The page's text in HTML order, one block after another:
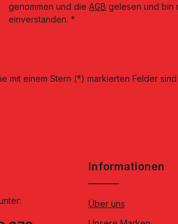
genommen und dieAGB gelesen und bin
einverstanden.*
mit einem Stern (*) markierten Felder
Informationen
Über uns